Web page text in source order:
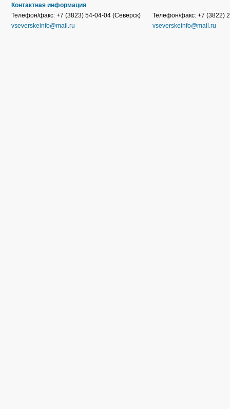
Контактная информация
Телефон/факс: +7 (3823) 54-04-04 (Северск)
vseverskeinfo@mail.ru
Телефон/факс: +7 (3822)
vseverskeinfo@mail.ru